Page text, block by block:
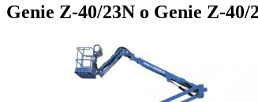
Genie Z-40/23N o Genie Z-